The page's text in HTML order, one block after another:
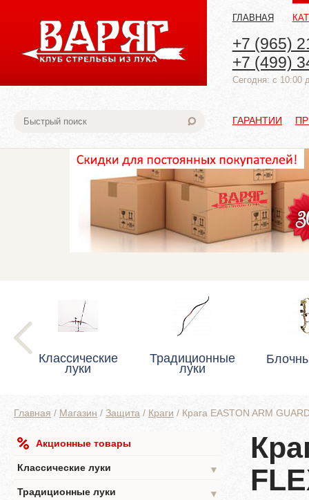
ГЛАВНАЯ
+7 (965)
+7 (499)
Cегодня: с 10:00
ГАРАНТИИ
Классические
луки
Традиционные
луки
Главная / Магазин / Защита / Краги / Крага EASTON ARM
Акционные товары
Классические луки
▼
Традиционные луки
▼